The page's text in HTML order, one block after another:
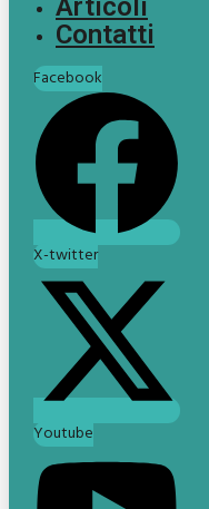
Articoli
Contatti
Facebook
X-twitter
Youtube